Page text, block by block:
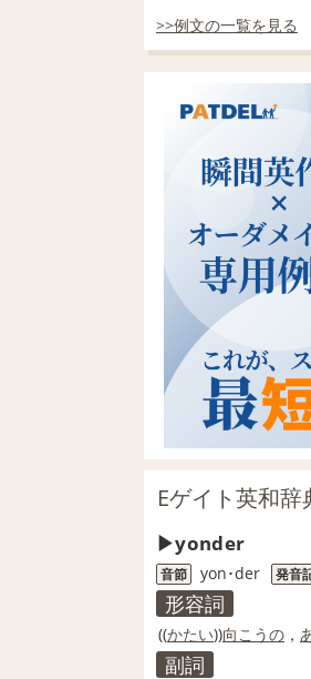
>>例文の一覧を見る
Eゲイト英和
yonder
音節 yon･der 発音
形容詞
((かたい))向こうの ，
副詞